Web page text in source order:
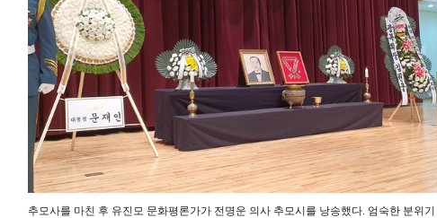
추모사를 마친 후 유진모 문화평론가가 전명운 의사 추모시를 낭송했다. 엄숙한 분위